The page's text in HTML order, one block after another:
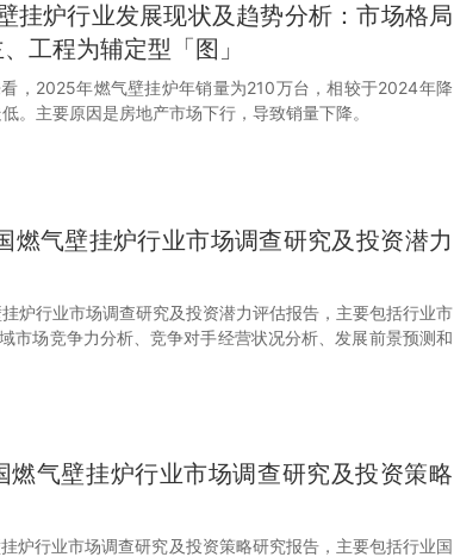
挂炉行业发展现状及趋势分析：市场格局
工程为辅定型「图」
，2025年燃气壁挂炉年销量为210万台，相较于2024年降
。主要原因是房地产市场下行，导致销量下降。
气壁挂炉行业市场调查研究及投资潜力
炉行业市场调查研究及投资潜力评估报告，主要包括行业市
市场竞争力分析、竞争对手经营状况分析、发展前景预测和
气壁挂炉行业市场调查研究及投资策略
炉行业市场调查研究及投资策略研究报告，主要包括行业国